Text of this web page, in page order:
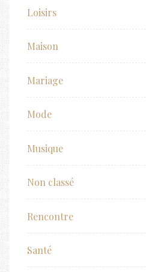
Loisirs
Maison
Mariage
Mode
Musique
Non classé
Rencontre
Santé